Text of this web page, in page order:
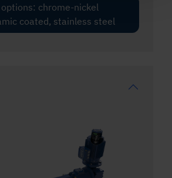
chrome-nickel
coated, stainless steel